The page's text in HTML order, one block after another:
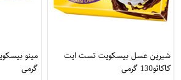
شیرین عسل بیسکویت تست ایت
کاکائو130 گرمی
گرمی